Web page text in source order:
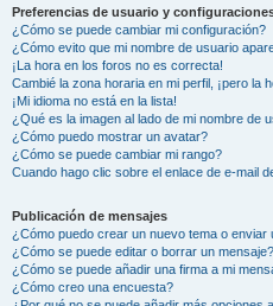
Preferencias de usuario y
¿Cómo se puede cambiar mi configuración?
¿Cómo evito que mi nombre de usuario
¡La hora en los foros no es correcta!
Cambié la zona horaria en mi perfil, ¡pero la
¡Mi idioma no está en la lista!
¿Qué es la imagen al lado de mi nombre de
¿Cómo puedo mostrar un avatar?
¿Cómo se puede cambiar mi rango?
Cuando hago clic sobre el enlace de e-mail
Publicación de mensajes
¿Cómo puedo crear un nuevo tema o enviar
¿Cómo se puede editar o borrar un mensaje?
¿Cómo se puede añadir una firma a mi
¿Cómo creo una encuesta?